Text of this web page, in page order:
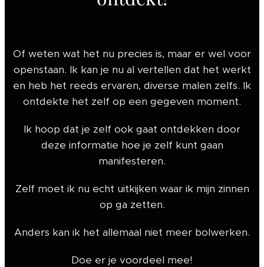
Of weten wat het nu precies is, maar er wel voor
openstaan. Ik kan je nu al vertellen dat het werkt
en heb het reeds ervaren, diverse malen zelfs. Ik
ontdekte het zelf op een gegeven moment.
Ik hoop dat je zelf ook gaat ontdekken door
deze informatie hoe je zelf kunt gaan
manifesteren.
Zelf moet ik nu echt uitkijken waar ik mijn zinnen
op ga zetten.
Anders kan ik het allemaal niet meer bolwerken.
Doe er je voordeel mee!